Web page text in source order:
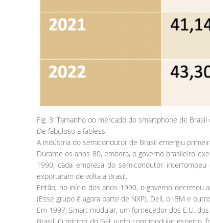
Fig. 3: Tamanho do mercado do smartphone de
De fabuloso a fabless
A indústria do semicondutor de Brasil emergiu
Durante os anos 80, embora, o governo brasileiro
1990, cada empresa do semicondutor
exportaram de volta a Brasil.
Então, no início dos anos 1990, o governo decretou
(Esse grupo é agora parte de NXP). Dell, o IBM e
Em 1997, Smart modular, um fornecedor dos E.U.